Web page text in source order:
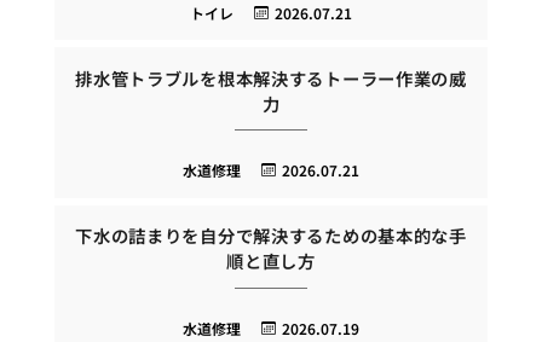
2026.07.21
トイレ
排水管トラブルを根本解決するトーラー作業の威
力
2026.07.21
水道修理
下水の詰まりを自分で解決するための基本的な手
順と直し方
2026.07.19
水道修理